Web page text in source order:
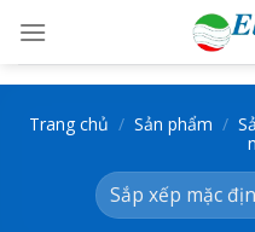
content
Trang chủ / Sản phẩm /